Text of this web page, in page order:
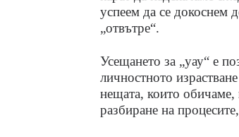
успеем да се докоснем
„отвътре“.
Усещането за „уау“ е
личностното
нещата, които обичаме,
разбиране на